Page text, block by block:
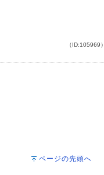
（ID:105969）
ページの先頭へ